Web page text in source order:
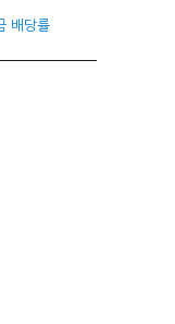
배당률